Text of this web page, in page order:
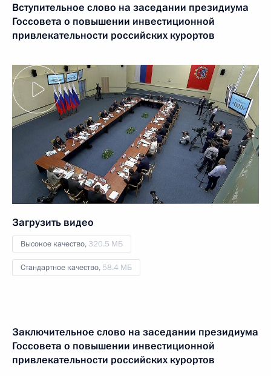
Вступительное слово на заседании президиума
Госсовета о повышении инвестиционной
привлекательности российских курортов
Загрузить видео
Высокое качество, 320.5 МБ
Стандартное качество, 58.4 МБ
Заключительное слово на заседании президиума
Госсовета о повышении инвестиционной
привлекательности российских курортов